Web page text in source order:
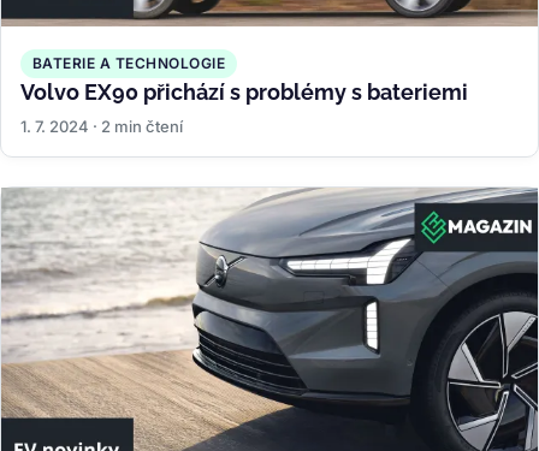
BATERIE A TECHNOLOGIE
Volvo EX90 přichází s problémy s bateriemi
1. 7. 2024 · 2 min čtení